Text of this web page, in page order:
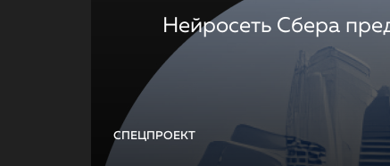
СПЕЦПРОЕКТ
Нейросеть Сбера